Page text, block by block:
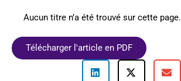
Aucun titre n’a été trouvé sur cette page.
Télécharger l'article en PDF